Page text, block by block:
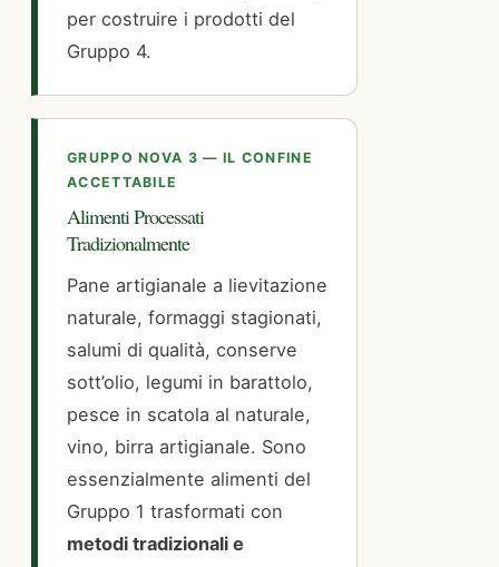
per costruire i prodotti del
Gruppo 4.
GRUPPO NOVA 3 — IL CONFINE
ACCETTABILE
Alimenti Processati
Tradizionalmente
Pane artigianale a lievitazione
naturale, formaggi stagionati,
salumi di qualità, conserve
sott’olio, legumi in barattolo,
pesce in scatola al naturale,
vino, birra artigianale. Sono
essenzialmente alimenti del
Gruppo 1 trasformati con
metodi tradizionali e